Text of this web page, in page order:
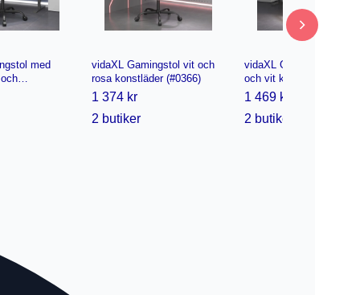
med
vidaXL Gamingstol vit och
rosa konstläder (#0366)
1 374 kr
2 butiker
vidaXL Gamingstol svart
och vit konstläder
1 469 kr
2 butiker